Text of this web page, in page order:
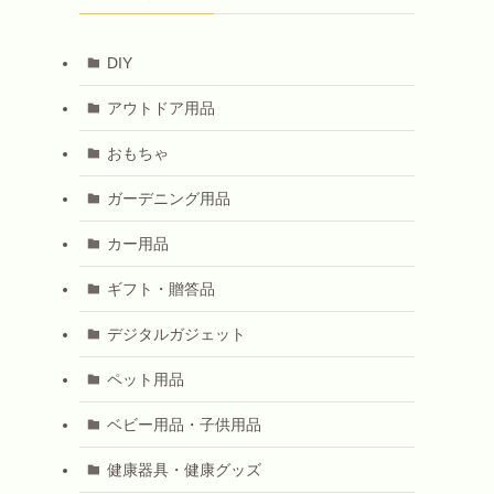
DIY
アウトドア用品
おもちゃ
ガーデニング用品
カー用品
ギフト・贈答品
デジタルガジェット
ペット用品
ベビー用品・子供用品
健康器具・健康グッズ